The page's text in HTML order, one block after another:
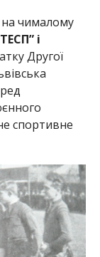
на чималому
і
Другої
спортивне